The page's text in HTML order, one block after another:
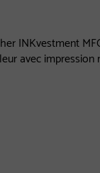
INKvestment
avec